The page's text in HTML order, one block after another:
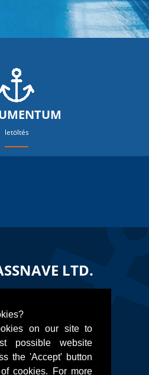
on our site to
possible website
the 'Accept' button
cookies. For more
letöltés
LTD.
rakpart,
Station